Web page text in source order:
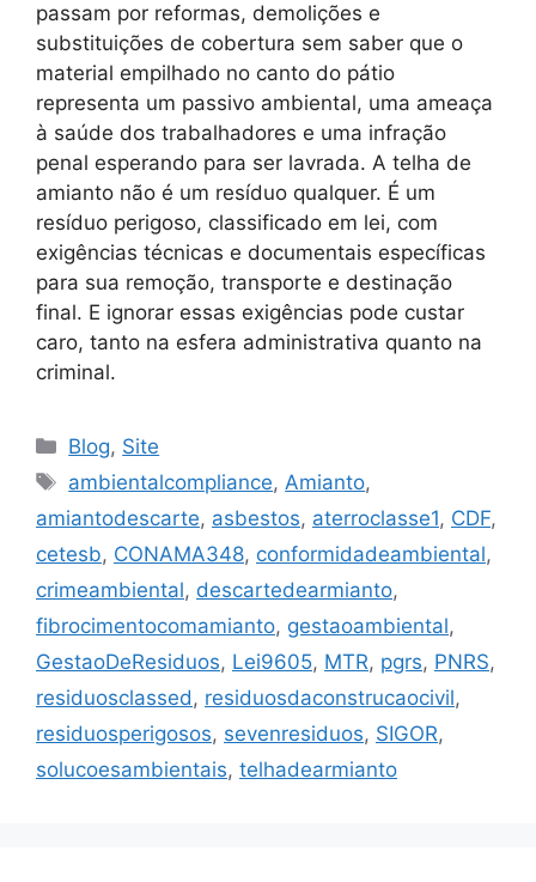
passam por reformas, demolições e
substituições de cobertura sem saber que o
material empilhado no canto do pátio
representa um passivo ambiental, uma ameaça
à saúde dos trabalhadores e uma infração
penal esperando para ser lavrada. A telha de
amianto não é um resíduo qualquer. É um
resíduo perigoso, classificado em lei, com
exigências técnicas e documentais específicas
para sua remoção, transporte e destinação
final. E ignorar essas exigências pode custar
caro, tanto na esfera administrativa quanto na
criminal.
Blog, Site
ambientalcompliance,Amianto,
amiantodescarte, asbestos, aterroclasse1, CDF,
cetesb, CONAMA348, conformidadeambiental,
crimeambiental, descartedearmianto,
fibrocimentocomamianto, gestaoambiental,
GestaoDeResiduos, Lei9605, MTR, pgrs, PNRS,
residuosclassed, residuosdaconstrucaocivil,
residuosperigosos, sevenresiduos, SIGOR,
solucoesambientais, telhadearmianto